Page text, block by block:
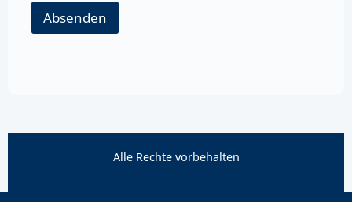
Absenden
Alle Rechte vorbehalten